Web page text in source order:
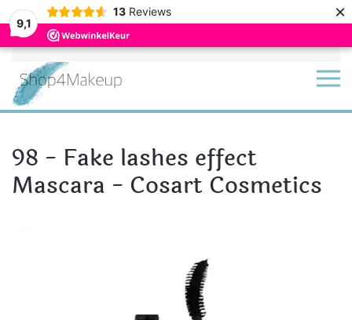
9,1
13 Reviews ×
Terug naar hoofdinhoud
98 - Fake lashes effect
Mascara - Cosart Cosmetics